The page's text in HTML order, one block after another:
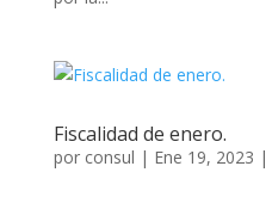
Fiscalidad de enero.
por consul | Ene 19, 2023 |